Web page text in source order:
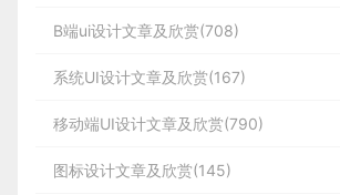
B端ui设计文章及欣赏(708)
系统UI设计文章及欣赏(167)
移动端UI设计文章及欣赏(790)
图标设计文章及欣赏(145)